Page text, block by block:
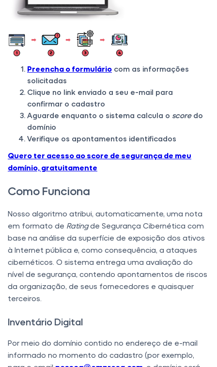
Preencha o formulário com as informações
solicitadas
Clique no link enviado a seu e-mail para
confirmar o cadastro
Aguarde enquanto o sistema calcula o scoredo
domínio
Verifique os apontamentos identificados
Quero ter acesso ao score de segurança de meu
domínio, gratuitamente
Como Funciona
Nosso algoritmo atribui, automaticamente, uma nota
em formato de Ratingde Segurança Cibernética com
base na análise da superfície de exposição dos ativos
à Internet pública e, como consequência, a ataques
cibernéticos. O sistema entrega uma avaliação do
nível de segurança, contendo apontamentos de riscos
da organização, de seus fornecedores e quaisquer
terceiros.
Inventário Digital
Por meio do domínio contido no endereço de e-mail
informado no momento do cadastro (por exemplo,